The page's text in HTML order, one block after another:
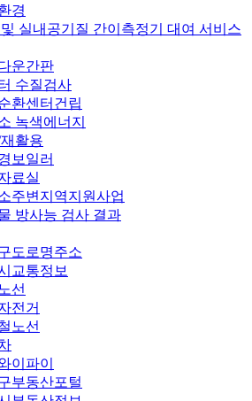
경
실내공기질 간이측정기 대여 서비스
운간판
수질검사
환센터건립
녹색에너지
활용
보일러
료실
주변지역지원사업
방사능 검사 결과
도로명주소
교통정보
선
전거
노선
이파이
부동산포털